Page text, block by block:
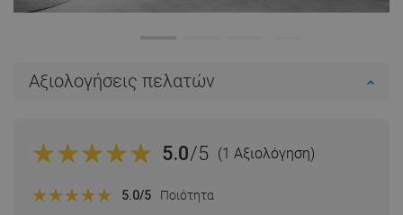
Αξιολογήσεις πελατών
5.0/5 (1 Αξιολόγηση)
5.0/5 Ποιότητα